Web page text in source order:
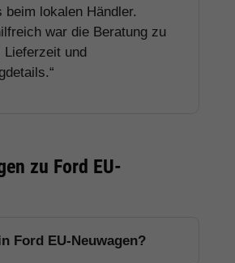
beim lokalen Händler.
war die Beratung zu
Lieferzeit und
zu Ford EU-
Ford EU-Neuwagen?